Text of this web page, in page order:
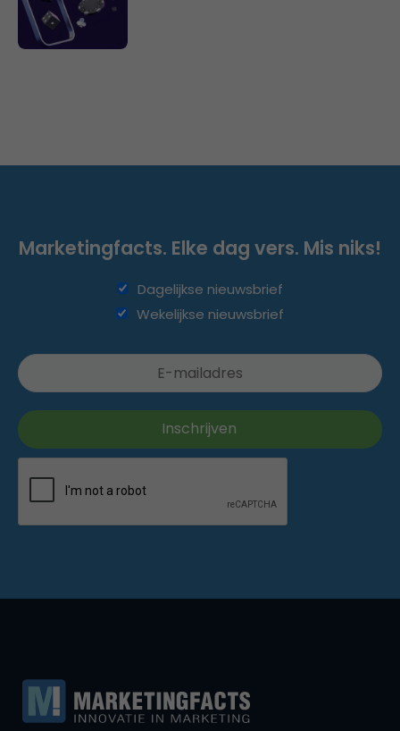
Marketingfacts. Elke dag vers. Mis niks!
Dagelijkse nieuwsbrief
Wekelijkse nieuwsbrief